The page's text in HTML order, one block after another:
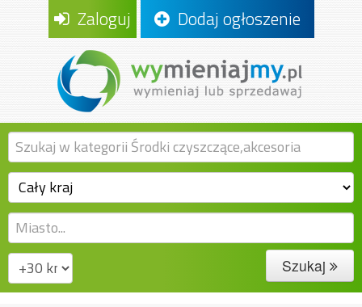
Zaloguj Dodaj ogłoszenie
Szukaj